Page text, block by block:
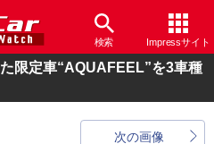
検索 Impressサイト
限定車“AQUAFEEL”を3車種
次の画像